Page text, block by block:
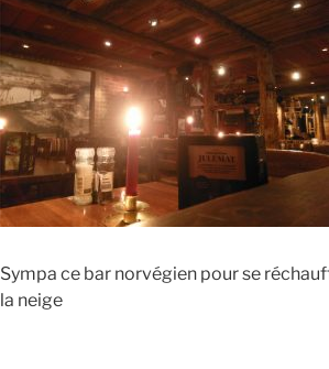
Sympa ce bar norvégien pour se
la neige